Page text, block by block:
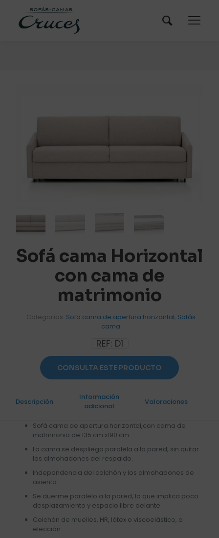
Sofá cama Horizontal
con cama de
matrimonio
REF: D1
Categorías: Sofá cama de apertura horizontal Sofás
cama
CONSULTA ESTE PRODUCTO
Descripción
Información
adicional
Valoraciones
Sofá cama de apertura horizontal,con cama de
matrimonio de 135 cm x190 cm.
La cama se despliega paralela a la pared, sin quitar
los almohadones del respaldo.
Independencia del colchón y los almohadones de
asiento.
Se duerme paralelo a la pared, lo que implica poco
desplazamiento y espacio libre delante.
Colchón de muelles, HR, látex o viscoelástico, a
elección.